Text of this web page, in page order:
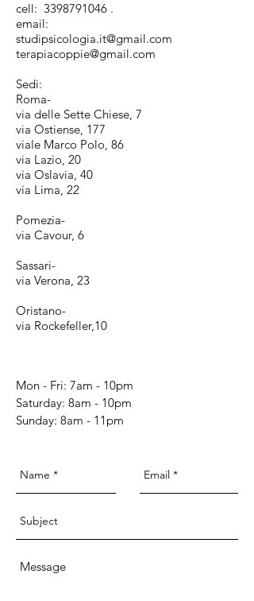
cell: 3398791046 .
email:
studipsicologia.it@gmail.com
terapiacoppie@gmail.com
Sedi:
Roma-
via delle Sette Chiese, 7
via Ostiense, 177
viale Marco Polo, 86
via Lazio, 20
via Oslavia, 40
via Lima, 22
Pomezia-
via Cavour, 6
Sassari-
via Verona, 23
Oristano-
via Rockefeller,10
Mon - Fri: 7am - 10pm
​​Saturday: 8am - 10pm
​Sunday: 8am - 11pm